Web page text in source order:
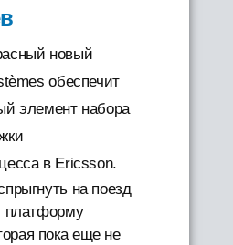
новый
обеспечит
элемент набора
в Ericsson.
на поезд
платформу
пока еще не